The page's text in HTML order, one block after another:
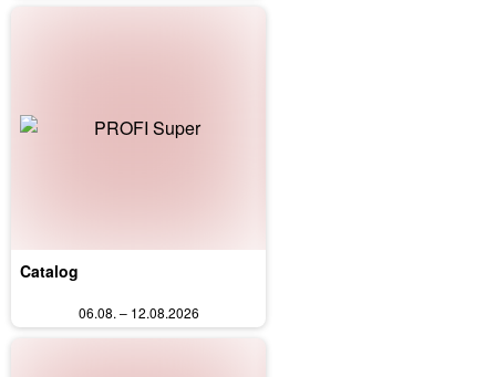
Catalog
06.08. – 12.08.2026